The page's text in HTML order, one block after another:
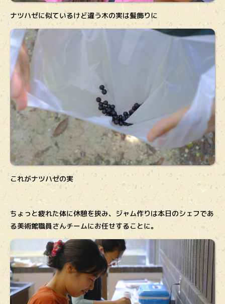
ナツハゼに似ているけど違う木の実は髪飾りに
これがナツハゼの実
ちょっと疲れた体に休憩を挟み、ジャム作りは本日のシェフであ
る美術館職員さんチームにお任せすることに。